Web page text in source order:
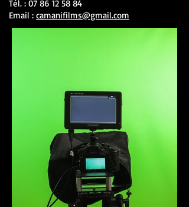
Tél. : 07 86 12 58 84
Email : camanifilms@gmail.com